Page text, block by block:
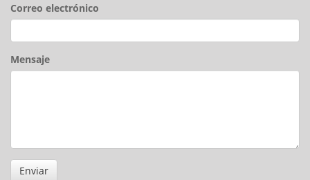
Correo electrónico
Mensaje
Enviar